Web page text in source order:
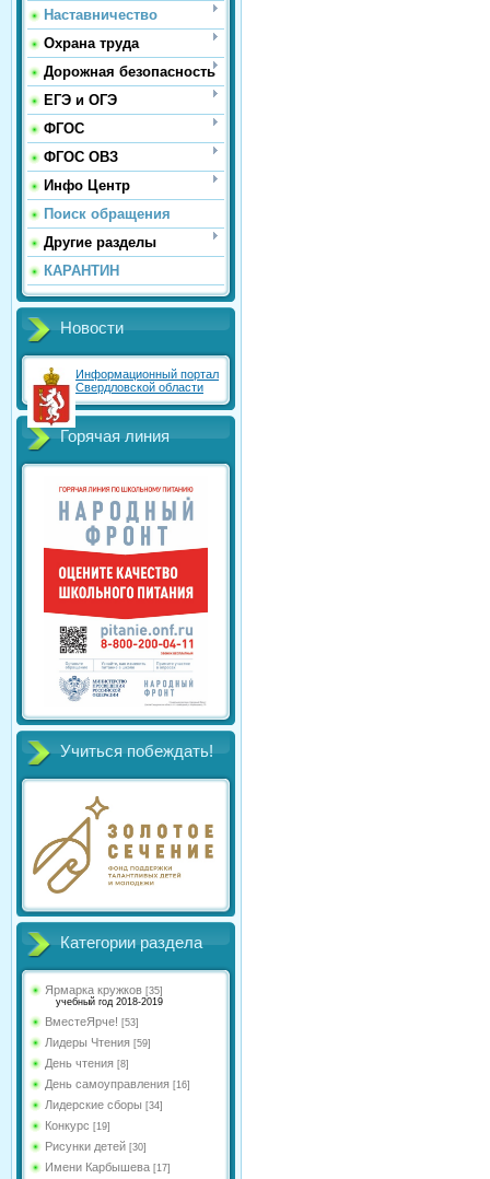
Наставничество
Охрана труда
Дорожная безопасность
ЕГЭ и ОГЭ
ФГОС
ФГОС ОВЗ
Инфо Центр
Поиск обращения
Другие разделы
КАРАНТИН
Новости
Информационный портал
Свердловской области
Горячая линия
Учиться побеждать!
Категории раздела
Ярмарка кружков [35]
учебный год 2018-2019
ВместеЯрче! [53]
Лидеры Чтения [59]
День чтения [8]
День самоуправления [16]
Лидерские сборы [34]
Конкурс [19]
Рисунки детей [30]
Имени Карбышева [17]